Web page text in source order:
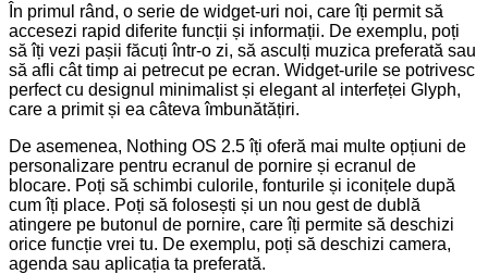
În primul rând, o serie de widget-uri noi, care îți permit să
accesezi rapid diferite funcții și informații. De exemplu, poți
să îți vezi pașii făcuți într-o zi, să asculți muzica preferată sau
să afli cât timp ai petrecut pe ecran. Widget-urile se potrivesc
perfect cu designul minimalist și elegant al interfeței Glyph,
care a primit și ea câteva îmbunătățiri.
De asemenea, Nothing OS 2.5 îți oferă mai multe opțiuni de
personalizare pentru ecranul de pornire și ecranul de
blocare. Poți să schimbi culorile, fonturile și iconițele după
cum îți place. Poți să folosești și un nou gest de dublă
atingere pe butonul de pornire, care îți permite să deschizi
orice funcție vrei tu. De exemplu, poți să deschizi camera,
agenda sau aplicația ta preferată.